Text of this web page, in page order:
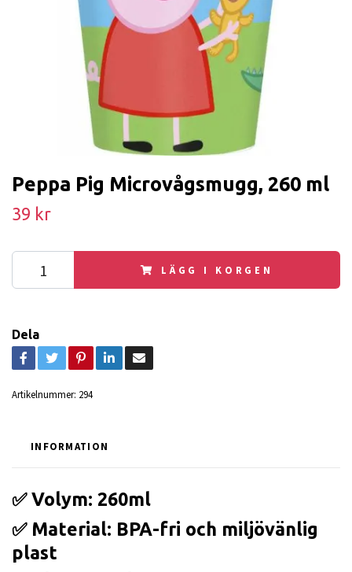
Peppa Pig Microvågsmugg, 260 ml
39 kr
LÄGG I KORGEN
Dela
Artikelnummer: 294
INFORMATION
✅ Volym: 260ml
✅ Material: BPA-fri och miljövänlig
plast